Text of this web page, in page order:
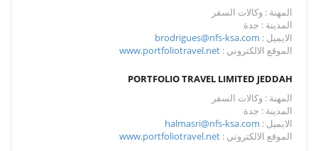
المهنة : وكالات السفر
المدينة : جدة
الايميل : brodrigues@nfs-ksa.com
الموقع الالكتروني : www.portfoliotravel.net
PORTFOLIO TRAVEL LIMITED JEDDAH
المهنة : وكالات السفر
المدينة : جدة
الايميل : halmasri@nfs-ksa.com
الموقع الالكتروني : www.portfoliotravel.net